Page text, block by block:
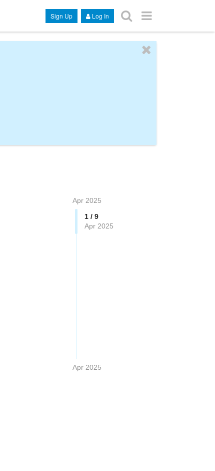
Sign Up Log In
Apr 2025
1 / 9
Apr 2025
Apr 2025